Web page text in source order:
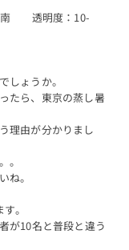
透明度：10-
しょうか。
たら、東京の蒸し暑
理由が分かりまし
。
ね。
。
が10名と普段と違う